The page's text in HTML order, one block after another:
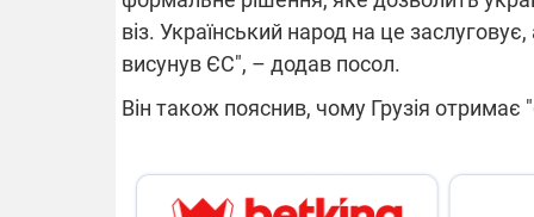
віз. Український народ на це
висунув ЄС", – додав посол.
Він також пояснив, чому Грузія отримає
"Машинерію